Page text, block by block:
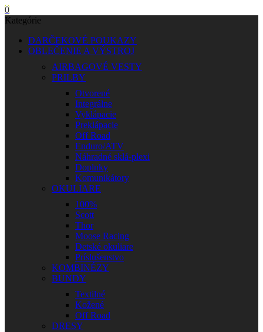
0
Kategórie
DARČEKOVÉ POUKAZY
OBLEČENIE A VÝSTROJ
AIRBAGOVÉ VESTY
PRILBY
Otvorené
Integrálne
Vyklápacie
Preklápacie
Off Road
Enduro/ATV
Náhradné sklá-plexi
Doplnky
Komunikátory
OKULIARE
100%
Scott
Thor
Moose Racing
Detské okuliare
Príslušenstvo
KOMBINÉZY
BUNDY
Textilné
Kožené
Off Road
DRESY